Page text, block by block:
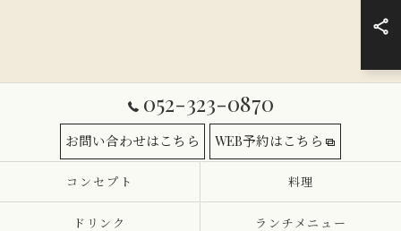
052-323-0870
お問い合わせはこちら WEB予約はこちら
コンセプト 料理
ドリンク ランチメニュー